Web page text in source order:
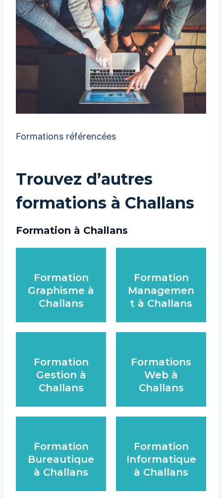
Formations référencées
Trouvez d’autres
formations à Challans
Formation à Challans
Formation
Graphisme à
Challans
Formation
Managemen
t à Challans
Formation
Gestion à
Challans
Formations
Web à
Challans
Formation
Bureautique
à Challans
Formation
Informatique
à Challans